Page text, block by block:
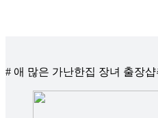
# 애 많은 가난한집 장녀 출장